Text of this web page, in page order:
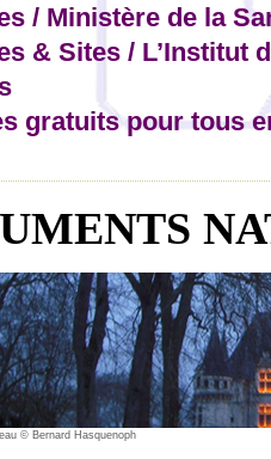
/ Ministère de la
& Sites / L’Institut
gratuits pour tous
© Bernard Hasquenoph